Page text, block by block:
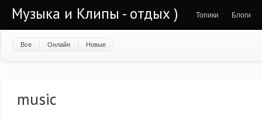
Музыка и Клипы - отдых ) Топики Блоги
Все Онлайн Новые
music